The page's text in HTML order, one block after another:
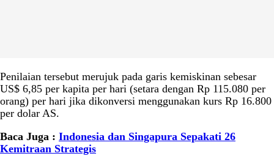
Penilaian tersebut merujuk pada garis kemiskinan sebesar
US$ 6,85 per kapita per hari (setara dengan Rp 115.080 per
orang) per hari jika dikonversi menggunakan kurs Rp 16.800
per dolar AS.
Baca Juga : Indonesia dan Singapura Sepakati 26
Kemitraan Strategis